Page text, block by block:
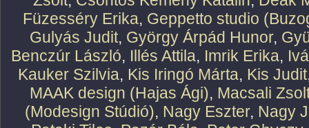
Füzesséry Erika, Geppetto studio
Gulyás Judit, György Árpád Hunor,
Benczúr László, Illés Attila, Imrik Erika,
Kauker Szilvia, Kis Iringó Márta, Kis Judit
MAAK design (Hajas Ági), Macsali
(Modesign Stúdió), Nagy Eszter, Nagy